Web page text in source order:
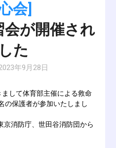
会]
会が開催され
た
年9月28日
して体育部主催による救命
の保護者が参加いたしまし
京消防庁、世田谷消防団から